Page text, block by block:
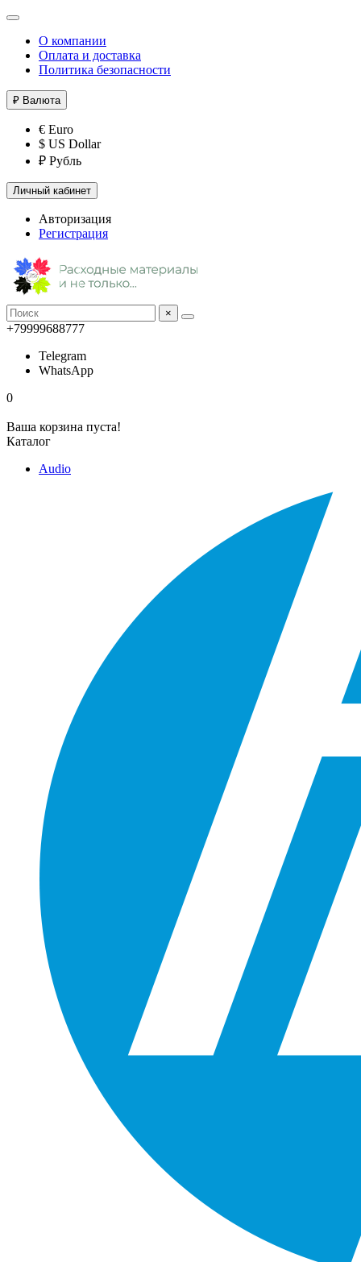
О компании
Оплата и доставка
Политика безопасности
₽ Валюта
€ Euro
$ US Dollar
₽ Рубль
Личный кабинет
Авторизация
Регистрация
×
+79999688777
Telegram
WhatsApp
0
Ваша корзина пуста!
Каталог
Audio